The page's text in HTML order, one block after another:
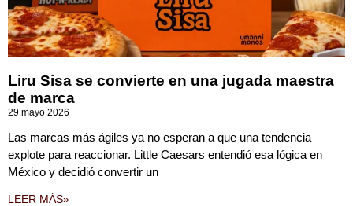
Liru Sisa se convierte en una jugada maestra
de marca
29 mayo 2026
Las marcas más ágiles ya no esperan a que una tendencia
explote para reaccionar. Little Caesars entendió esa lógica en
México y decidió convertir un
LEER MÁS»